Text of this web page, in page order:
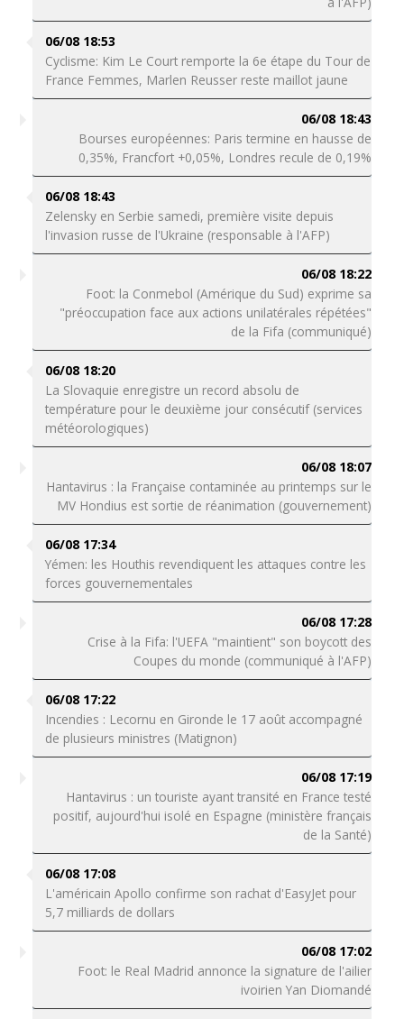
06/08 18:53
Cyclisme: Kim Le Court remporte la 6e étape du Tour de
France Femmes, Marlen Reusser reste maillot jaune
06/08 18:43
Bourses européennes: Paris termine en hausse de
0,35%, Francfort +0,05%, Londres recule de 0,19%
06/08 18:43
Zelensky en Serbie samedi, première visite depuis
l'invasion russe de l'Ukraine (responsable à l'AFP)
06/08 18:22
Foot: la Conmebol (Amérique du Sud) exprime sa
"préoccupation face aux actions unilatérales répétées"
de la Fifa (communiqué)
06/08 18:20
La Slovaquie enregistre un record absolu de
température pour le deuxième jour consécutif (services
météorologiques)
06/08 18:07
Hantavirus : la Française contaminée au printemps sur le
MV Hondius est sortie de réanimation (gouvernement)
06/08 17:34
Yémen: les Houthis revendiquent les attaques contre les
forces gouvernementales
06/08 17:28
Crise à la Fifa: l'UEFA "maintient" son boycott des
Coupes du monde (communiqué à l'AFP)
06/08 17:22
Incendies : Lecornu en Gironde le 17 août accompagné
de plusieurs ministres (Matignon)
06/08 17:19
Hantavirus : un touriste ayant transité en France testé
positif, aujourd'hui isolé en Espagne (ministère français
de la Santé)
06/08 17:08
L'américain Apollo confirme son rachat d'EasyJet pour
5,7 milliards de dollars
06/08 17:02
Foot: le Real Madrid annonce la signature de l'ailier
ivoirien Yan Diomandé